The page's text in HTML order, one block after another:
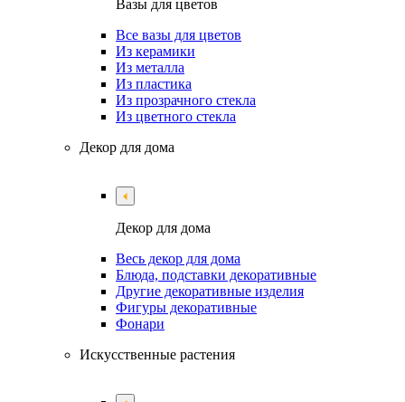
Вазы для цветов
Все вазы для цветов
Из керамики
Из металла
Из пластика
Из прозрачного стекла
Из цветного стекла
Декор для дома
Декор для дома
Весь декор для дома
Блюда, подставки декоративные
Другие декоративные изделия
Фигуры декоративные
Фонари
Искусственные растения